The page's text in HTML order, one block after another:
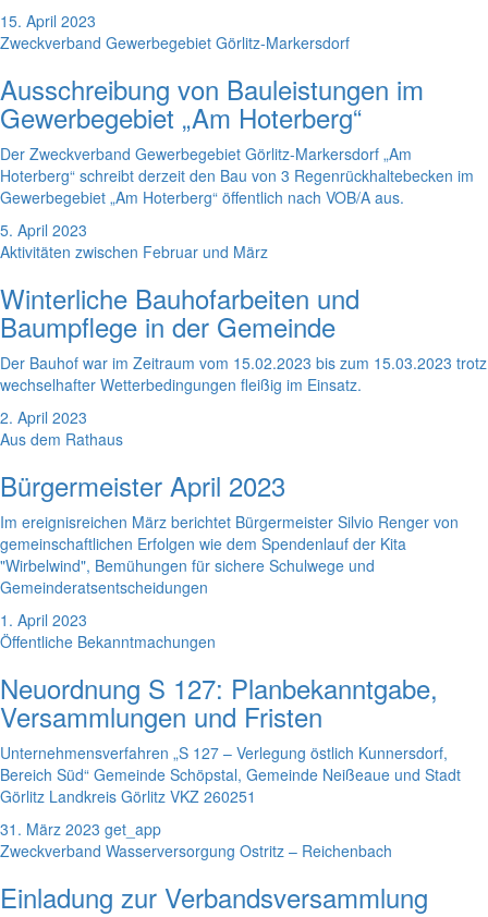
15. April 2023
Zweckverband Gewerbegebiet Görlitz-Markersdorf
Ausschreibung von Bauleistungen im
Gewerbegebiet „Am Hoterberg“
Der Zweckverband Gewerbegebiet Görlitz-Markersdorf „Am
Hoterberg“ schreibt derzeit den Bau von 3 Regenrückhaltebecken im
Gewerbegebiet „Am Hoterberg“ öffentlich nach VOB/A aus.
5. April 2023
Aktivitäten zwischen Februar und März
Winterliche Bauhofarbeiten und
Baumpflege in der Gemeinde
Der Bauhof war im Zeitraum vom 15.02.2023 bis zum 15.03.2023 trotz
wechselhafter Wetterbedingungen fleißig im Einsatz.
2. April 2023
Aus dem Rathaus
Bürgermeister April 2023
Im ereignisreichen März berichtet Bürgermeister Silvio Renger von
gemeinschaftlichen Erfolgen wie dem Spendenlauf der Kita
"Wirbelwind", Bemühungen für sichere Schulwege und
Gemeinderatsentscheidungen
1. April 2023
Öffentliche Bekanntmachungen
Neuordnung S 127: Planbekanntgabe,
Versammlungen und Fristen
Unternehmensverfahren „S 127 – Verlegung östlich Kunnersdorf,
Bereich Süd“ Gemeinde Schöpstal, Gemeinde Neißeaue und Stadt
Görlitz Landkreis Görlitz VKZ 260251
31. März 2023 get_app
Zweckverband Wasserversorgung Ostritz – Reichenbach
Einladung zur Verbandsversammlung